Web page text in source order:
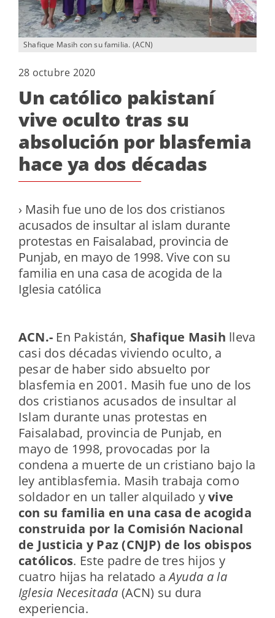
Shafique Masih con su familia. (ACN)
28 octubre 2020
Un católico pakistaní
vive oculto tras su
absolución por blasfemia
hace ya dos décadas
› Masih fue uno de los dos cristianos
acusados de insultar al islam durante
protestas en Faisalabad, provincia de
Punjab, en mayo de 1998. Vive con su
familia en una casa de acogida de la
Iglesia católica
ACN.- En Pakistán, Shafique Masih lleva
casi dos décadas viviendo oculto, a
pesar de haber sido absuelto por
blasfemia en 2001. Masih fue uno de los
dos cristianos acusados de insultar al
Islam durante unas protestas en
Faisalabad, provincia de Punjab, en
mayo de 1998, provocadas por la
condena a muerte de un cristiano bajo la
ley antiblasfemia. Masih trabaja como
soldador en un taller alquilado yvive
con su familia en una casa de acogida
construida por la Comisión Nacional
de Justicia y Paz (CNJP) de los obispos
católicos. Este padre de tres hijos y
cuatro hijas ha relatado aAyuda a la
Iglesia Necesitada (ACN) su dura
experiencia.